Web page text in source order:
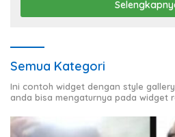
Semua Kategori
Ini contoh widget dengan style
anda bisa mengaturnya pada widget